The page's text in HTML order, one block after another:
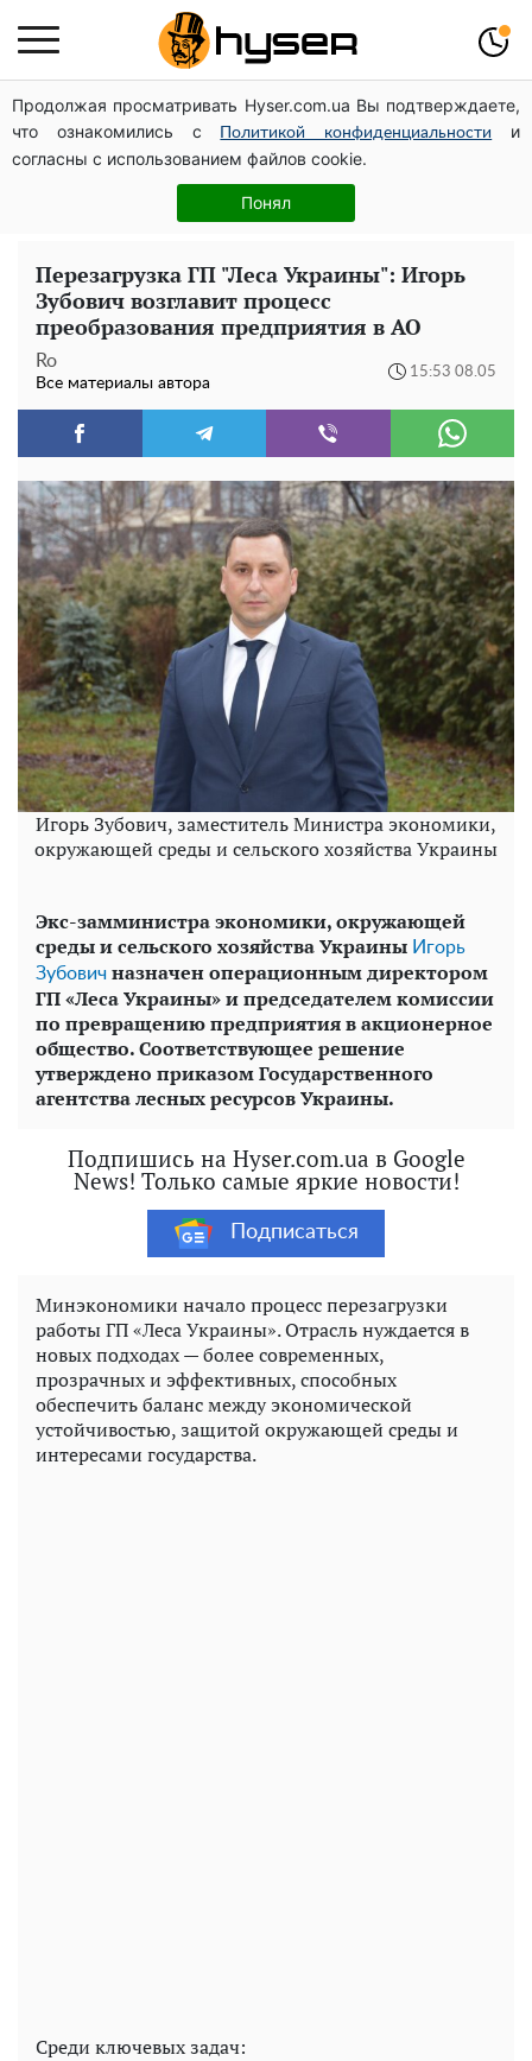
Продолжая просматривать Hyser.com.ua Вы подтверждаете,
что ознакомились с
Политикой конфиденциальности
и
согласны с использованием файлов cookie.
Понял
Посол ОБСЕ во второй раз посетил место российского
удара по жилому дому на Подоле
Такую вкуснятину вы будете открывать банку за
банкой: рецепт помидоров дольками с луком и
Перезагрузка ГП "Леса Украины": Игорь
Зубович возглавит процесс
преобразования предприятия в АО
Ro
Все материалы автора
15:53 08.05
Игорь Зубович, заместитель Министра экономики,
окружающей среды и сельского хозяйства Украины
Экс-замминистра экономики, окружающей
среды и сельского хозяйства Украины Игорь
Зубович назначен операционным директором
ГП «Леса Украины» и председателем комиссии
по превращению предприятия в акционерное
общество. Соответствующее решение
утверждено приказом Государственного
агентства лесных ресурсов Украины.
Подпишись на Hyser.com.ua в Google
News! Только самые яркие новости!
Подписаться
Минэкономики начало процесс перезагрузки
работы ГП «Леса Украины». Отрасль нуждается в
новых подходах — более современных,
прозрачных и эффективных, способных
обеспечить баланс между экономической
устойчивостью, защитой окружающей среды и
интересами государства.
Среди ключевых задач: